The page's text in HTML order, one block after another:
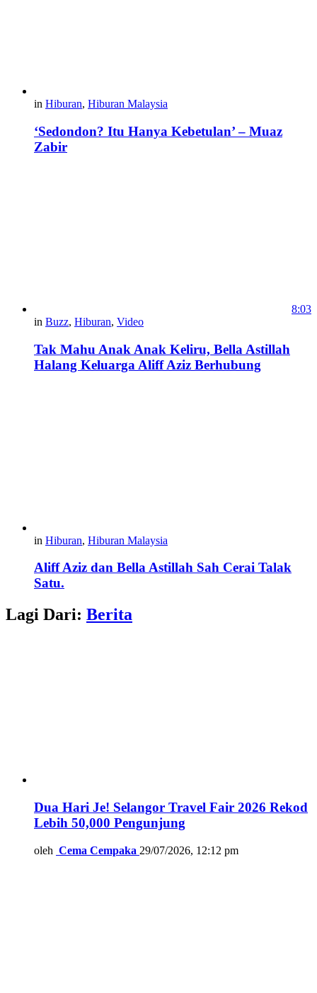
in Hiburan, Hiburan Malaysia
‘Sedondon? Itu Hanya Kebetulan’ – Muaz
Zabir
8:03
in Buzz, Hiburan, Video
Tak Mahu Anak Anak Keliru, Bella Astillah
Halang Keluarga Aliff Aziz Berhubung
in Hiburan, Hiburan Malaysia
Aliff Aziz dan Bella Astillah Sah Cerai Talak
Satu.
Lagi Dari: Berita
Dua Hari Je! Selangor Travel Fair 2026 Rekod
Lebih 50,000 Pengunjung
oleh Cema Cempaka 29/07/2026, 12:12 pm